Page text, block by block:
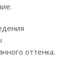
оттенка.